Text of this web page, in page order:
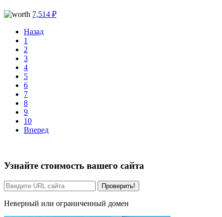
7,514 ₽
Назад
1
2
3
4
5
6
7
8
9
10
Вперед
Узнайте стоимость вашего сайта
Проверить!
Неверный или ограниченный домен